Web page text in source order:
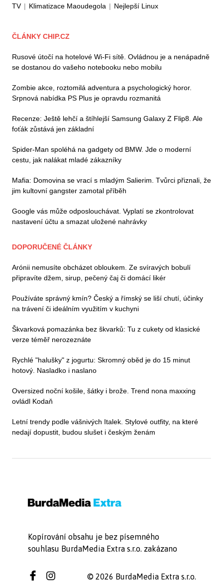
TV | Klimatizace Maoudegola | Nejlepší Linux
ČLÁNKY CHIP.CZ
Rusové útočí na hotelové Wi-Fi sítě. Ovládnou je a nenápadně
se dostanou do vašeho notebooku nebo mobilu
Zombie akce, roztomilá adventura a psychologický horor.
Srpnová nabídka PS Plus je opravdu rozmanitá
Recenze: Ještě lehčí a štíhlejší Samsung Galaxy Z Flip8. Ale
foťák zůstává jen základní
Spider-Man spoléhá na gadgety od BMW. Jde o moderní
cestu, jak nalákat mladé zákazníky
Mafia: Domovina se vrací s mladým Salierim. Tvůrci přiznali, že
jim kultovní gangster zamotal příběh
Google vás může odposlouchávat. Vyplatí se zkontrolovat
nastavení účtu a smazat uložené nahrávky
DOPORUČENÉ ČLÁNKY
Arónii nemusíte obcházet obloukem. Ze svíravých bobulí
připravíte džem, sirup, pečený čaj či domácí likér
Používáte správný kmín? Český a římský se liší chutí, účinky
na trávení či ideálním využitím v kuchyni
Škvarková pomazánka bez škvarků: Tu z cukety od klasické
verze téměř nerozeznáte
Rychlé "halušky" z jogurtu: Skromný oběd je do 15 minut
hotový. Nasladko i naslano
Oversized noční košile, šátky i brože. Trend nona maxxing
ovládl Kodaň
Letní trendy podle vášnivých Italek. Stylové outfity, na které
nedají dopustit, budou slušet i českým ženám
Kopírování obsahu je bez písemného
souhlasu BurdaMedia Extra s.r.o. zakázano
© 2026 BurdaMedia Extra s.r.o.